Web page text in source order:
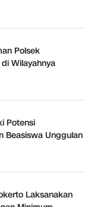
Polsek
Wilayahnya
Potensi
Beasiswa Unggulan
Laksanakan